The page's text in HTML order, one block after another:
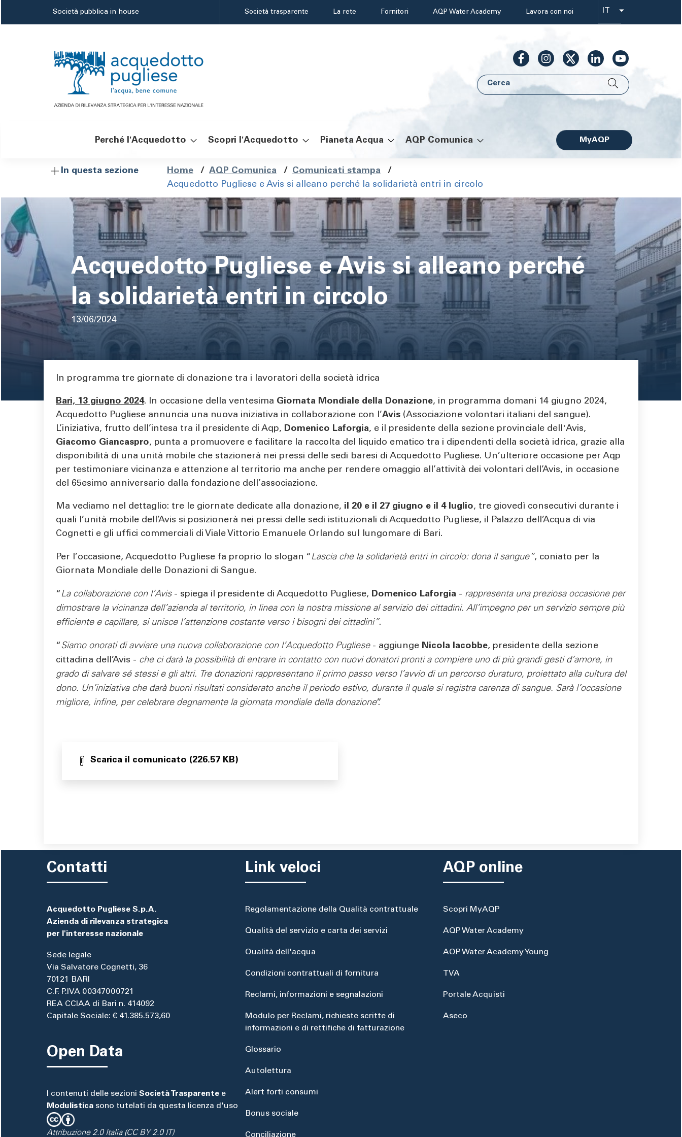
Società pubblica in house
Header
Società trasparente La rete Fornitori AQP Water Academy Lavora con noi
language
Cerca
Navigazione
principale
Perché l'Acquedotto Scopri l'Acquedotto Pianeta Acqua AQP Comunica
AQPMyAQP
In questa sezione
Briciole
di
pane
Home / AQP Comunica / Comunicati stampa
/
Acquedotto Pugliese e Avis si alleano perché la solidarietà entri in circolo
Acquedotto Pugliese e Avis si alleano perché
la solidarietà entri in circolo
13/06/2024
Area di testo
In programma tre giornate di donazione tra i lavoratori della società idrica
Bari, 13 giugno 2024. In occasione della ventesima Giornata Mondiale della Donazione, in programma domani 14 giugno 2024,
Acquedotto Pugliese annuncia una nuova iniziativa in collaborazione con l’Avis (Associazione volontari italiani del sangue).
L’iniziativa, frutto dell’intesa tra il presidente di Aqp, Domenico Laforgia, e il presidente della sezione provinciale dell'Avis,
Giacomo Giancaspro, punta a promuovere e facilitare la raccolta del liquido ematico tra i dipendenti della società idrica, grazie alla
disponibilità di una unità mobile che stazionerà nei pressi delle sedi baresi di Acquedotto Pugliese. Un’ulteriore occasione per Aqp
per testimoniare vicinanza e attenzione al territorio ma anche per rendere omaggio all’attività dei volontari dell’Avis, in occasione
del 65esimo anniversario dalla fondazione dell’associazione.
Ma vediamo nel dettaglio: tre le giornate dedicate alla donazione, il 20 e il 27 giugno e il 4 luglio, tre giovedì consecutivi durante i
quali l’unità mobile dell’Avis si posizionerà nei pressi delle sedi istituzionali di Acquedotto Pugliese, il Palazzo dell’Acqua di via
Cognetti e gli uffici commerciali di Viale Vittorio Emanuele Orlando sul lungomare di Bari.
Per l’occasione, Acquedotto Pugliese fa proprio lo slogan “Lascia che la solidarietà entri in circolo: dona il sangue”, coniato per la
Giornata Mondiale delle Donazioni di Sangue.
“La collaborazione con l’Avis- spiega il presidente di Acquedotto Pugliese, Domenico Laforgia - rappresenta una preziosa occasione per
dimostrare la vicinanza dell’azienda al territorio, in linea con la nostra missione al servizio dei cittadini. All’impegno per un servizio sempre più
efficiente e capillare, si unisce l’attenzione costante verso i bisogni dei cittadini”.
“Siamo onorati di avviare una nuova collaborazione con l’Acquedotto Pugliese- aggiunge Nicola Iacobbe, presidente della sezione
cittadina dell’Avis - che ci darà la possibilità di entrare in contatto con nuovi donatori pronti a compiere uno di più grandi gesti d’amore, in
grado di salvare sé stessi e gli altri. Tre donazioni rappresentano il primo passo verso l’avvio di un percorso duraturo, proiettato alla cultura del
dono. Un’iniziativa che darà buoni risultati considerato anche il periodo estivo, durante il quale si registra carenza di sangue. Sarà l’occasione
migliore, infine, per celebrare degnamente la giornata mondiale della donazione”.
Scarica il comunicato (226.57 KB)
Contatti
Acquedotto Pugliese S.p.A.
Azienda di rilevanza strategica
per l'interesse nazionale
Sede legale
Via Salvatore Cognetti, 36
70121 BARI
C.F. P.IVA 00347000721
REA CCIAA di Bari n. 414092
Capitale Sociale: € 41.385.573,60
Open Data
I contenuti delle sezioni Società Trasparente e
Modulistica sono tutelati da questa licenza d'uso
Attribuzione 2.0 Italia (CC BY 2.0 IT)
Link veloci
Regolamentazione della Qualità contrattuale
Qualità del servizio e carta dei servizi
Qualità dell'acqua
Condizioni contrattuali di fornitura
Reclami, informazioni e segnalazioni
Modulo per Reclami, richieste scritte di
informazioni e di rettifiche di fatturazione
Glossario
Autolettura
Alert forti consumi
Bonus sociale
Conciliazione
AQP online
Scopri MyAQP
AQP Water Academy
AQP Water Academy Young
TVA
Portale Acquisti
Aseco